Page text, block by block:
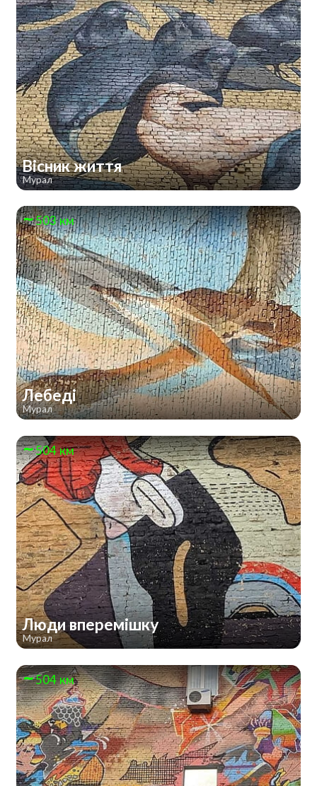
Вісник життя
Мурал
503 км
Лебеді
Мурал
504 км
Люди вперемішку
Мурал
504 км